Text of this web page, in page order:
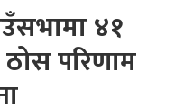
४१
परिणाम